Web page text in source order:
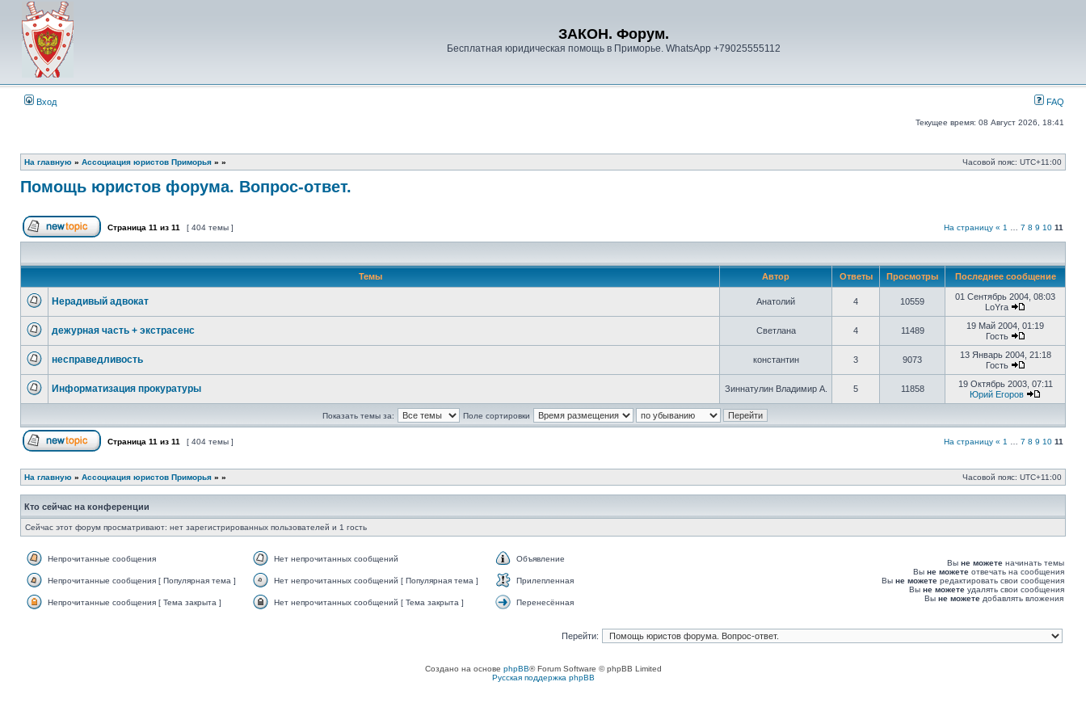
ЗАКОН. Форум.
Бесплатная юридическая помощь в Приморье. WhatsApp +79025555112
Вход FAQ
Текущее время: 08 Август 2026, 18:41
На главную » Ассоциация юристов Приморья » » Часовой пояс: UTC+11:00
Помощь юристов форума. Вопрос-ответ.
Начать новую тему
Страница 11 из 11 [ 404 темы ] На страницу « 1 7 8 9 10 11
Темы Автор Ответы Просмотры Последнее сообщение
сообщений
Нерадивый адвокат Анатолий 4 10559
01 Сентябрь 2004, 08:03
LoYra
Перейти
к
сообщению
сообщений
дежурная часть + экстрасенс Светлана 4 11489
19 Май 2004, 01:19
Гость
Перейти
сообщению
сообщений
несправедливость константин 3 9073
13 Январь 2004, 21:18
Гость
Перейти
к
последнему
сообщению
Информатизация прокуратуры Зиннатулин Владимир А. 5 11858
19 Октябрь 2003, 07:11
Юрий Егоров
Перейти
Показать темы за: Поле сортировки
Страница 11 из 11 [ 404 темы ] На страницу « 1 7 8 9 10 11
На главную » Ассоциация юристов Приморья » » Часовой пояс: UTC+11:00
Кто сейчас на конференции
Сейчас этот форум просматривают: нет зарегистрированных пользователей и 1 гость
сообщения
Непрочитанные сообщения
непрочитанных
сообщений
Нет непрочитанных сообщений
Объявление
сообщения
Непрочитанные сообщения [ Популярная тема ]
непрочитанных
сообщений
Нет непрочитанных сообщений [ Популярная тема ]
Прилепленная
Непрочитанные сообщения [ Тема закрыта ]
Нет непрочитанных сообщений [ Тема закрыта ]
Перенесённая
Вы не можете начинать темы
Вы не можете отвечать на сообщения
Вы не можете редактировать свои сообщения
Вы не можете удалять свои сообщения
Вы не можете добавлять вложения
Перейти:
Создано на основе phpBB® Forum Software © phpBB Limited
Русская поддержка phpBB